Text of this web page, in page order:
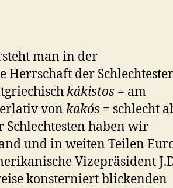
man in der
Herrschaft der
kákistos = am
von kakós = schlecht
haben wir
und in weiten Teilen
Vizepräsident
konsterniert blickenden